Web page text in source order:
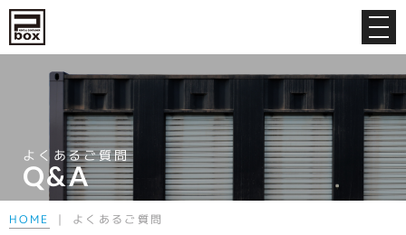
よくあるご質問
Q&A
HOME ｜ よくあるご質問